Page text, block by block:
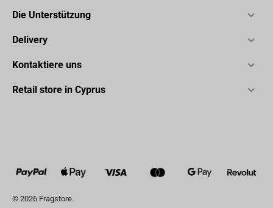
Die Unterstützung
Delivery
Kontaktiere uns
Retail store in Cyprus
© 2026 Fragstore.